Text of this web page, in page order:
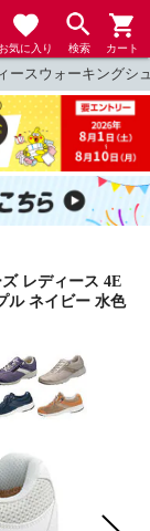
お気に入り 検索 カート
ースウォーキングシ
レディース 4E
ル ネイビー 水色